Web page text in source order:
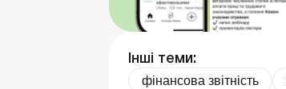
Інші теми:
фінансова звітність